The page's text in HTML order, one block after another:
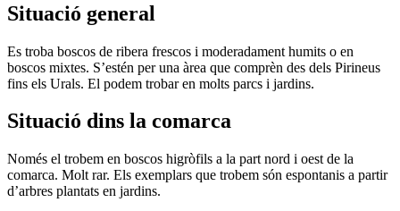
Situació general
Es troba boscos de ribera frescos i moderadament humits o en
boscos mixtes. S’estén per una àrea que comprèn des dels Pirineus
fins els Urals. El podem trobar en molts parcs i jardins.
Situació dins la comarca
Només el trobem en boscos higròfils a la part nord i oest de la
comarca. Molt rar. Els exemplars que trobem són espontanis a partir
d’arbres plantats en jardins.